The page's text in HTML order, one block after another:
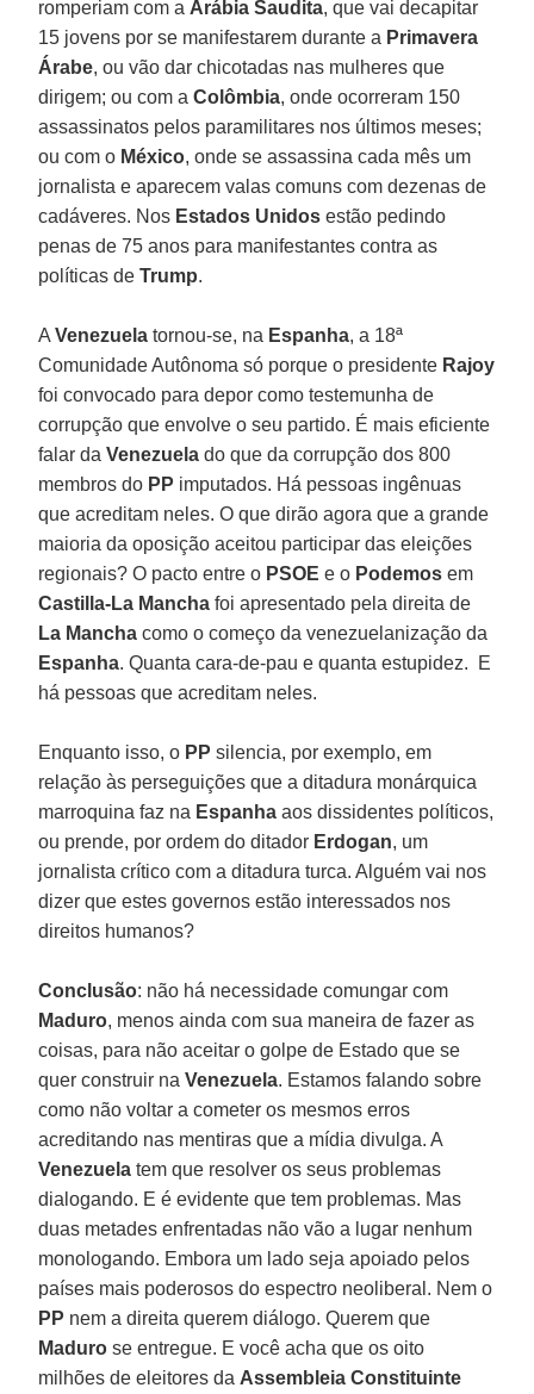
romperiam com a Arábia Saudita, que vai decapitar
15 jovens por se manifestarem durante a Primavera
Árabe, ou vão dar chicotadas nas mulheres que
dirigem; ou com aColômbia, onde ocorreram 150
assassinatos pelos paramilitares nos últimos meses;
ou com o México, onde se assassina cada mês um
jornalista e aparecem valas comuns com dezenas de
cadáveres. Nos Estados Unidos estão pedindo
penas de 75 anos para manifestantes contra as
políticas deTrump.
AVenezuela tornou-se, na Espanha, a 18ª
Comunidade Autônoma só porque o presidente Rajoy
foi convocado para depor como testemunha de
corrupção que envolve o seu partido. É mais eficiente
falar daVenezuela do que da corrupção dos 800
membros do PP imputados. Há pessoas ingênuas
que acreditam neles. O que dirão agora que a grande
maioria da oposição aceitou participar das eleições
regionais? O pacto entre o PSOE e o Podemos em
Castilla-La Mancha foi apresentado pela direita de
La Mancha como o começo da venezuelanização da
Espanha. Quanta cara-de-pau e quanta estupidez. E
há pessoas que acreditam neles.
Enquanto isso, o PP silencia, por exemplo, em
relação às perseguições que a ditadura monárquica
marroquina faz na Espanha aos dissidentes políticos,
ou prende, por ordem do ditador Erdogan, um
jornalista crítico com a ditadura turca. Alguém vai nos
dizer que estes governos estão interessados nos
direitos humanos?
Conclusão: não há necessidade comungar com
Maduro, menos ainda com sua maneira de fazer as
coisas, para não aceitar o golpe de Estado que se
quer construir naVenezuela. Estamos falando sobre
como não voltar a cometer os mesmos erros
acreditando nas mentiras que a mídia divulga. A
Venezuela tem que resolver os seus problemas
dialogando. E é evidente que tem problemas. Mas
duas metades enfrentadas não vão a lugar nenhum
monologando. Embora um lado seja apoiado pelos
países mais poderosos do espectro neoliberal. Nem o
PP nem a direita querem diálogo. Querem que
Maduro se entregue. E você acha que os oito
milhões de eleitores da Assembleia Constituinte